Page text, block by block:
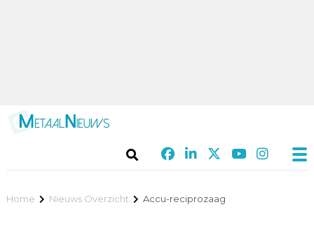
Home Nieuws Overzicht Accu-reciprozaag